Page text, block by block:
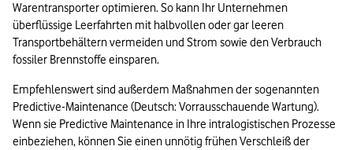
Warentransporter optimieren. So kann Ihr Unternehmen
überflüssige Leerfahrten mit halbvollen oder gar leeren
Transportbehältern vermeiden und Strom sowie den Verbrauch
fossiler Brennstoffe einsparen.
Empfehlenswert sind außerdem Maßnahmen der sogenannten
Predictive-Maintenance (Deutsch: Vorrausschauende Wartung).
Wenn sie Predictive Maintenance in Ihre intralogistischen Prozesse
einbeziehen, können Sie einen unnötig frühen Verschleiß der